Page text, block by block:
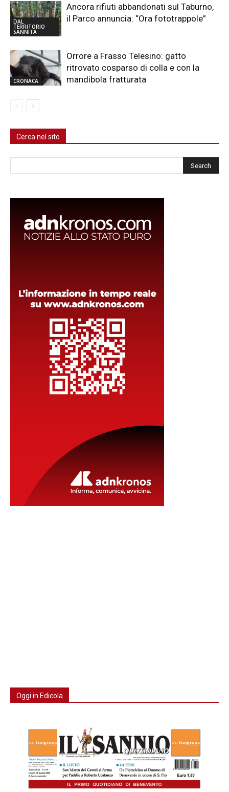
DAL
TERRITORIO
SANNITA
Ancora rifiuti abbandonati sul Taburno,
il Parco annuncia: “Ora fototrappole”
CRONACA
Orrore a Frasso Telesino: gatto
ritrovato cosparso di colla e con la
mandibola fratturata
Cerca nel sito
Oggi in Edicola